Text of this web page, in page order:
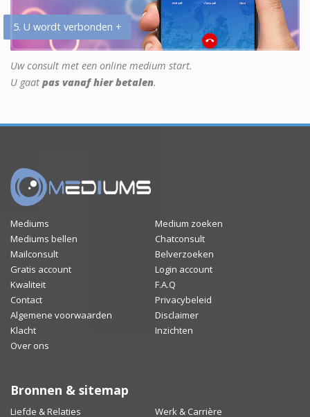
5. U wordt verbonden +
Uw consult met een online medium start.
U gaat pas vanaf hier betalen.
Mediums
Medium zoeken
Mediums bellen
Chatconsult
Mailconsult
Belverzoeken
Gratis account
Login account
Kwaliteit
F.A.Q
Contact
Privacybeleid
Algemene voorwaarden
Disclaimer
Klacht
Inzichten
Over ons
Bronnen & sitemap
Liefde & Relaties Werk & Carrière